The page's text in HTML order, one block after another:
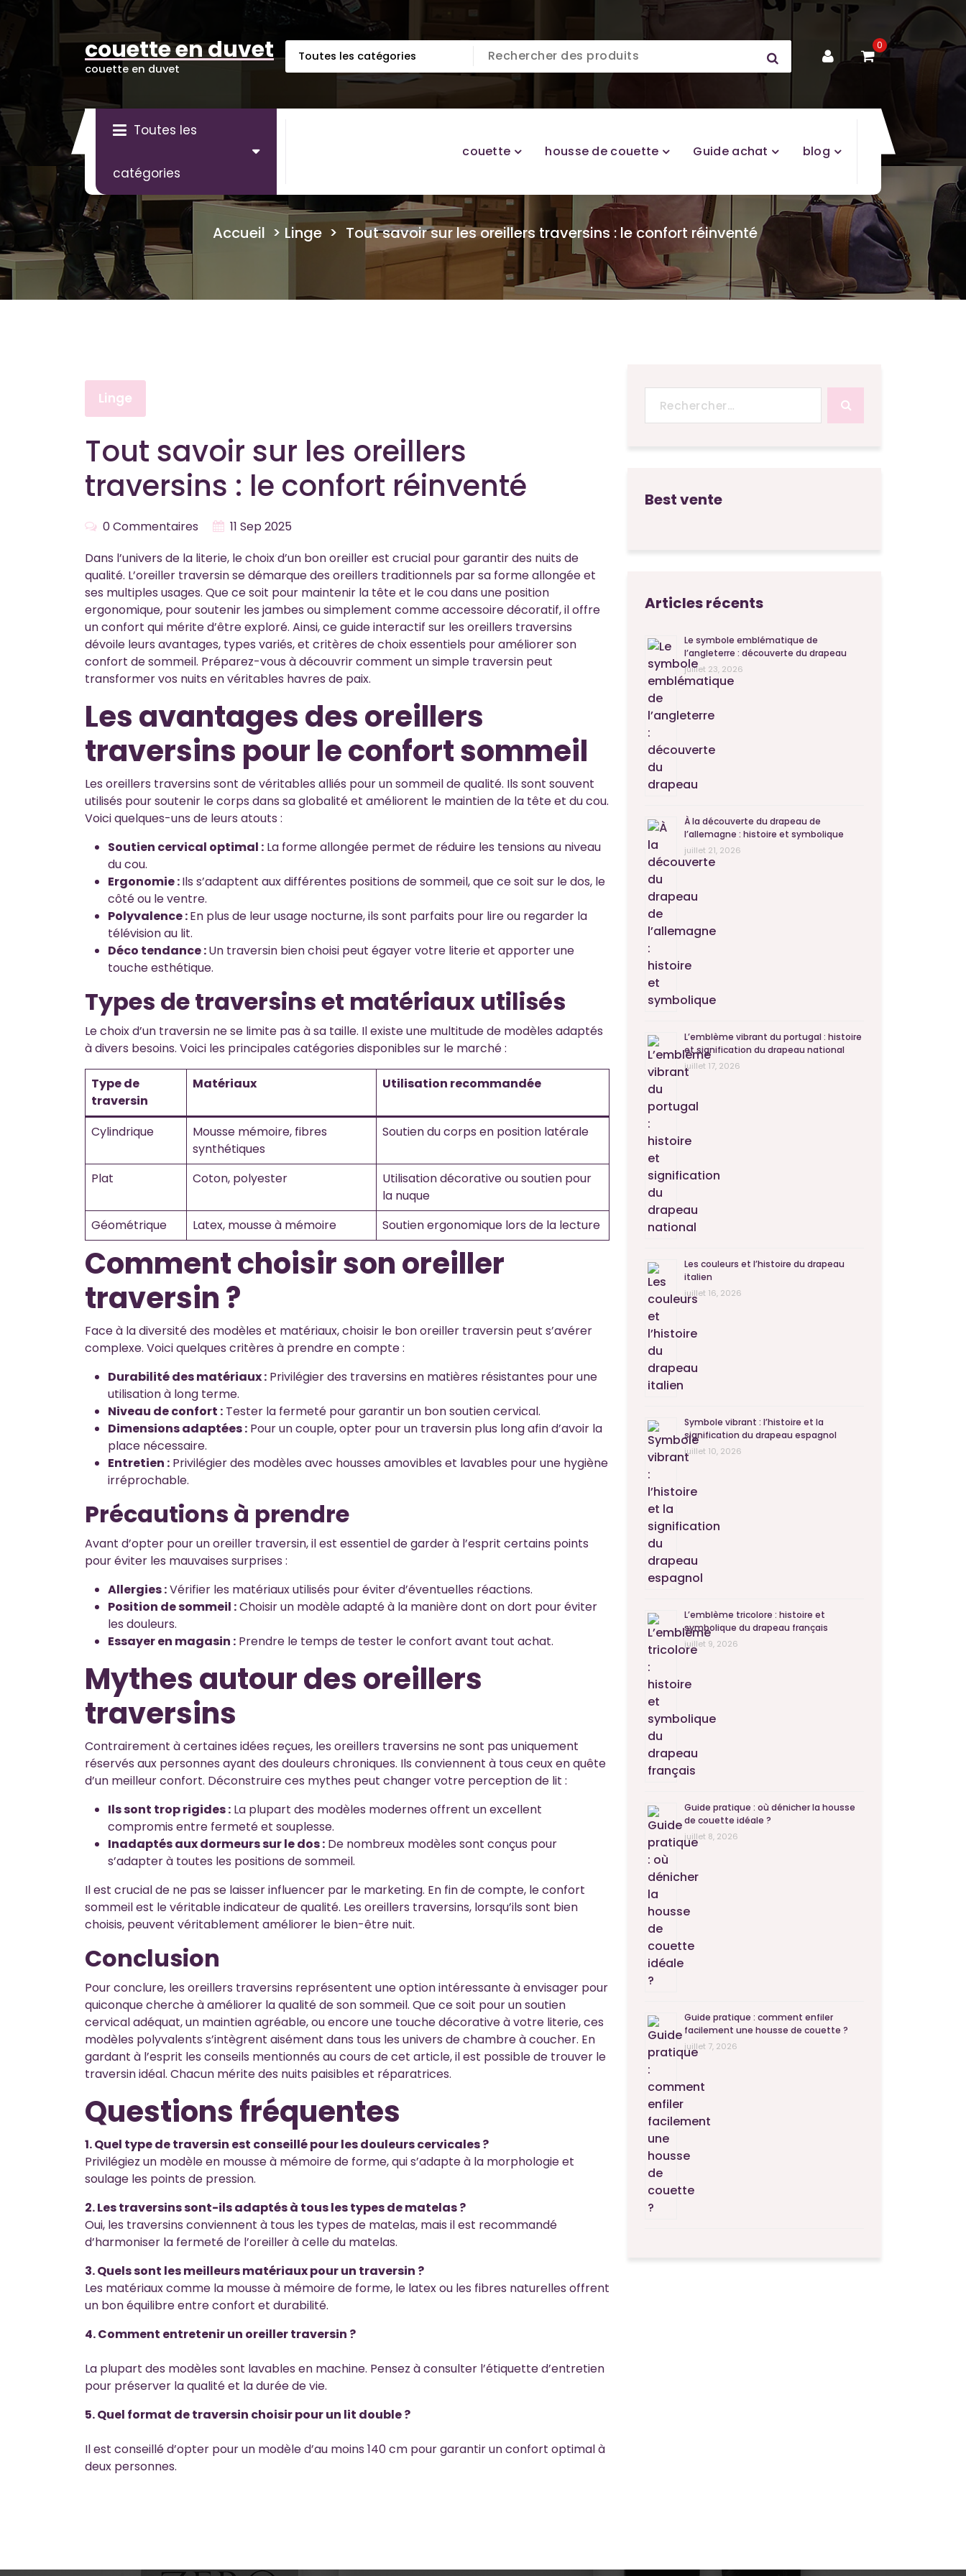
Aller
couette en duvet
couette en duvet
0
Toutes les
catégories
couette housse de couette Guide achat blog
Accueil > Linge > Tout savoir sur les oreillers traversins : le confort réinventé
Linge
Tout savoir sur les oreillers
traversins : le confort réinventé
0 Commentaires
11 Sep 2025
Dans l’univers de la literie, le choix d’un bon oreiller est crucial pour garantir des nuits de
qualité. L’oreiller traversin se démarque des oreillers traditionnels par sa forme allongée et
ses multiples usages. Que ce soit pour maintenir la tête et le cou dans une position
ergonomique, pour soutenir les jambes ou simplement comme accessoire décoratif, il offre
un confort qui mérite d’être exploré. Ainsi, ce guide interactif sur les oreillers traversins
dévoile leurs avantages, types variés, et critères de choix essentiels pour améliorer son
confort de sommeil. Préparez-vous à découvrir comment un simple traversin peut
transformer vos nuits en véritables havres de paix.
Les avantages des oreillers
traversins pour le confort sommeil
Les oreillers traversins sont de véritables alliés pour un sommeil de qualité. Ils sont souvent
utilisés pour soutenir le corps dans sa globalité et améliorent le maintien de la tête et du cou.
Voici quelques-uns de leurs atouts :
Soutien cervical optimal : La forme allongée permet de réduire les tensions au niveau
du cou.
Ergonomie :Ils s’adaptent aux différentes positions de sommeil, que ce soit sur le dos, le
côté ou le ventre.
Polyvalence :En plus de leur usage nocturne, ils sont parfaits pour lire ou regarder la
télévision au lit.
Déco tendance :Un traversin bien choisi peut égayer votre literie et apporter une
touche esthétique.
Types de traversins et matériaux utilisés
Le choix d’un traversin ne se limite pas à sa taille. Il existe une multitude de modèles adaptés
à divers besoins. Voici les principales catégories disponibles sur le marché :
Type de
traversin
Matériaux Utilisation recommandée
Cylindrique
Mousse mémoire, fibres
synthétiques
Soutien du corps en position latérale
Plat Coton, polyester
Utilisation décorative ou soutien pour
la nuque
Géométrique
Latex, mousse à mémoire Soutien ergonomique lors de la lecture
Comment choisir son oreiller
traversin ?
Face à la diversité des modèles et matériaux, choisir le bon oreiller traversin peut s’avérer
complexe. Voici quelques critères à prendre en compte :
Durabilité des matériaux : Privilégier des traversins en matières résistantes pour une
utilisation à long terme.
Niveau de confort : Tester la fermeté pour garantir un bon soutien cervical.
Dimensions adaptées : Pour un couple, opter pour un traversin plus long afin d’avoir la
place nécessaire.
Entretien : Privilégier des modèles avec housses amovibles et lavables pour une hygiène
irréprochable.
Précautions à prendre
Avant d’opter pour un oreiller traversin, il est essentiel de garder à l’esprit certains points
pour éviter les mauvaises surprises :
Allergies :Vérifier les matériaux utilisés pour éviter d’éventuelles réactions.
Position de sommeil :Choisir un modèle adapté à la manière dont on dort pour éviter
les douleurs.
Essayer en magasin : Prendre le temps de tester le confort avant tout achat.
Mythes autour des oreillers
traversins
Contrairement à certaines idées reçues, les oreillers traversins ne sont pas uniquement
réservés aux personnes ayant des douleurs chroniques. Ils conviennent à tous ceux en quête
d’un meilleur confort. Déconstruire ces mythes peut changer votre perception de lit :
Ils sont trop rigides : La plupart des modèles modernes offrent un excellent
compromis entre fermeté et souplesse.
Inadaptés aux dormeurs sur le dos : De nombreux modèles sont conçus pour
s’adapter à toutes les positions de sommeil.
Il est crucial de ne pas se laisser influencer par le marketing. En fin de compte, le confort
sommeil est le véritable indicateur de qualité. Les oreillers traversins, lorsqu’ils sont bien
choisis, peuvent véritablement améliorer le bien-être nuit.
Conclusion
Pour conclure, les oreillers traversins représentent une option intéressante à envisager pour
quiconque cherche à améliorer la qualité de son sommeil. Que ce soit pour un soutien
cervical adéquat, un maintien agréable, ou encore une touche décorative à votre literie, ces
modèles polyvalents s’intègrent aisément dans tous les univers de chambre à coucher. En
gardant à l’esprit les conseils mentionnés au cours de cet article, il est possible de trouver le
traversin idéal. Chacun mérite des nuits paisibles et réparatrices.
Questions fréquentes
1. Quel type de traversin est conseillé pour les douleurs cervicales ?
Privilégiez un modèle en mousse à mémoire de forme, qui s’adapte à la morphologie et
soulage les points de pression.
2. Les traversins sont-ils adaptés à tous les types de matelas ?
Oui, les traversins conviennent à tous les types de matelas, mais il est recommandé
d’harmoniser la fermeté de l’oreiller à celle du matelas.
3. Quels sont les meilleurs matériaux pour un traversin ?
Les matériaux comme la mousse à mémoire de forme, le latex ou les fibres naturelles offrent
un bon équilibre entre confort et durabilité.
4. Comment entretenir un oreiller traversin ?
La plupart des modèles sont lavables en machine. Pensez à consulter l’étiquette d’entretien
pour préserver la qualité et la durée de vie.
5. Quel format de traversin choisir pour un lit double ?
Il est conseillé d’opter pour un modèle d’au moins 140 cm pour garantir un confort optimal à
deux personnes.
pour :
Best vente
Articles récents
Le symbole emblématique de
l’angleterre : découverte du drapeau
juillet 23, 2026
À la découverte du drapeau de
l’allemagne : histoire et symbolique
juillet 21, 2026
L’emblème vibrant du portugal : histoire
et signification du drapeau national
juillet 17, 2026
Les couleurs et l’histoire du drapeau
italien
juillet 16, 2026
Symbole vibrant : l’histoire et la
signification du drapeau espagnol
juillet 10, 2026
L’emblème tricolore : histoire et
symbolique du drapeau français
juillet 9, 2026
Guide pratique : où dénicher la housse
de couette idéale ?
juillet 8, 2026
Guide pratique : comment enfiler
facilement une housse de couette ?
juillet 7, 2026